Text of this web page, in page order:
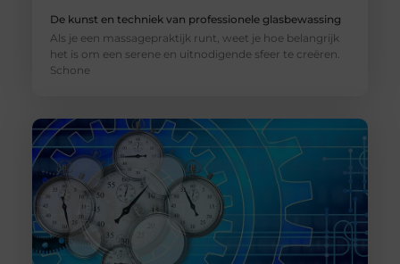
De kunst en techniek van professionele glasbewassing
Als je een massagepraktijk runt, weet je hoe belangrijk
het is om een serene en uitnodigende sfeer te creëren.
Schone